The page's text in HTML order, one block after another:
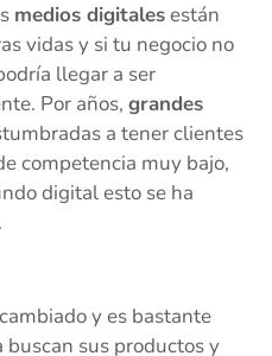
medios digitalesestán
vidas y si tu negocio no
llegar a ser
Por años, grandes
a tener clientes
competencia muy bajo,
digital esto se ha
y es bastante
sus productos y